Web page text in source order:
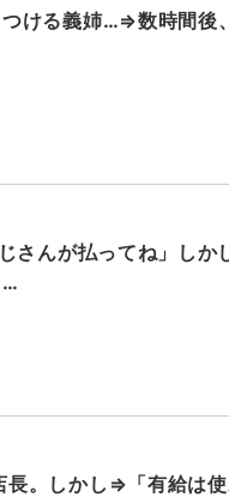
ける義姉…⇒数時間後
さんが払ってね」しか
…
長。しかし⇒「有給は